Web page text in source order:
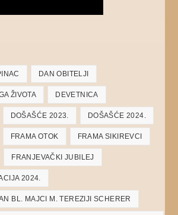
DAN OBITELJI
ŽIVOTA DEVETNICA
DOŠAŠĆE 2023. DOŠAŠĆE 2024.
FRAMA OTOK FRAMA SIKIREVCI
FRANJEVAČKI JUBILEJ
2024.
BL. MAJCI M. TEREZIJI SCHERER